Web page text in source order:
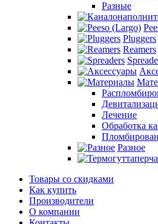
Разные
Pluggers
Reamers
Лечение
Обработка
Разное
Товары со скидками
Как купить
Производители
О компании